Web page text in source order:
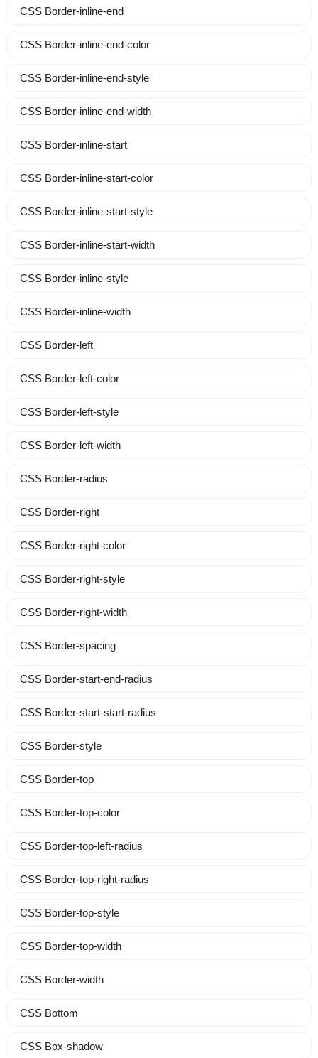
CSS Border-inline-end
CSS Border-inline-end-color
CSS Border-inline-end-style
CSS Border-inline-end-width
CSS Border-inline-start
CSS Border-inline-start-color
CSS Border-inline-start-style
CSS Border-inline-start-width
CSS Border-inline-style
CSS Border-inline-width
CSS Border-left
CSS Border-left-color
CSS Border-left-style
CSS Border-left-width
CSS Border-radius
CSS Border-right
CSS Border-right-color
CSS Border-right-style
CSS Border-right-width
CSS Border-spacing
CSS Border-start-end-radius
CSS Border-start-start-radius
CSS Border-style
CSS Border-top
CSS Border-top-color
CSS Border-top-left-radius
CSS Border-top-right-radius
CSS Border-top-style
CSS Border-top-width
CSS Border-width
CSS Bottom
CSS Box-shadow